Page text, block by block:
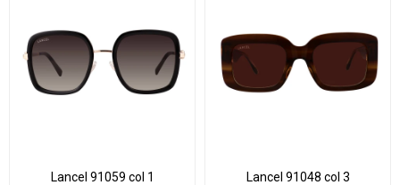
Lancel 91059 col 1 Lancel 91048 col 3